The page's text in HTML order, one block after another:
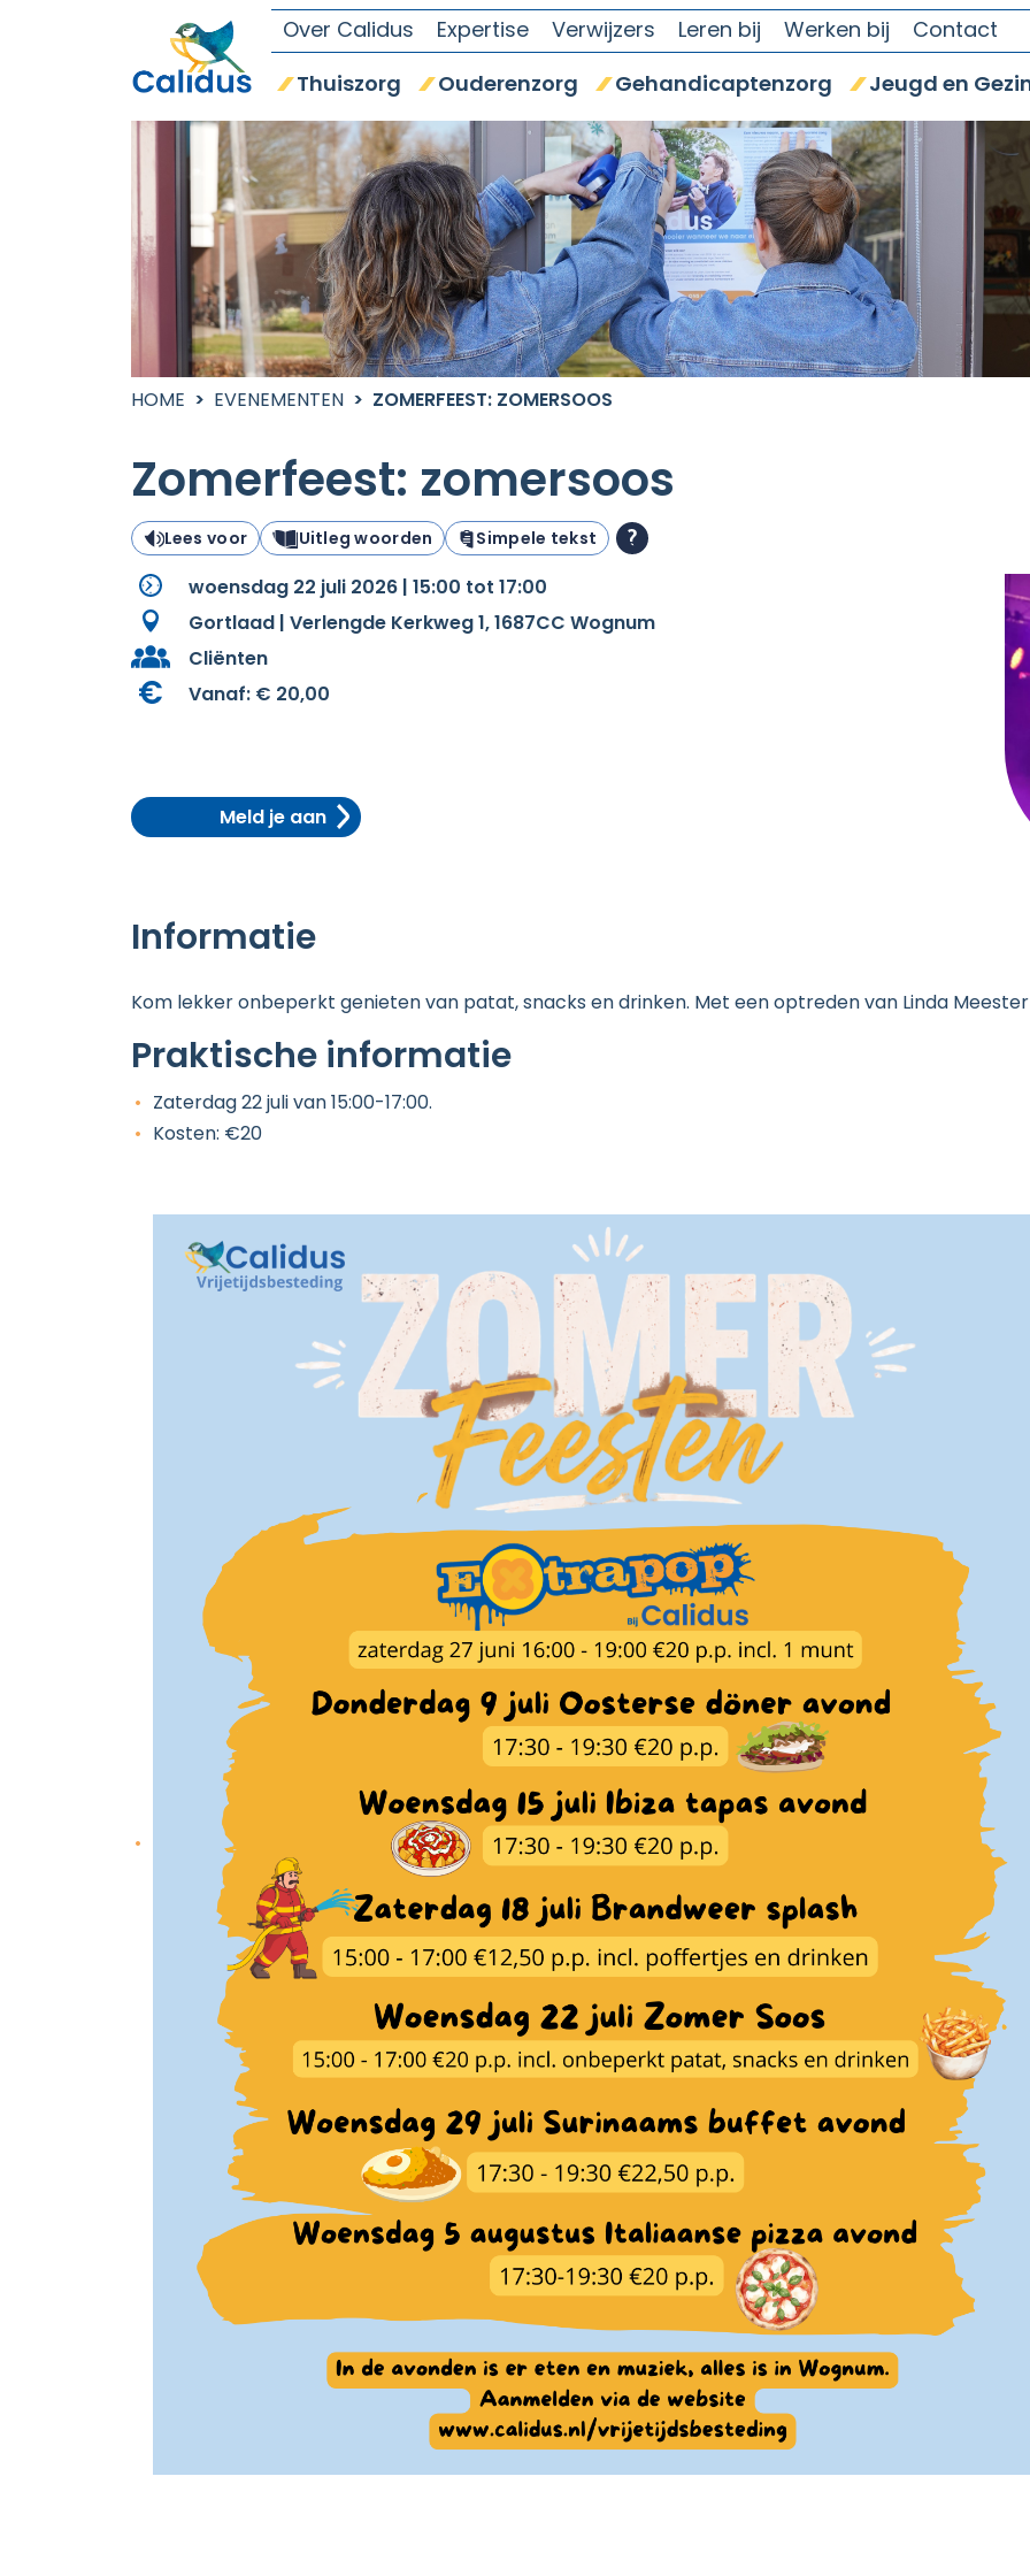
Over Calidus Expertise Verwijzers Leren bij Werken bij Contact
Thuiszorg Ouderenzorg Gehandicaptenzorg Jeugd en
HOME EVENEMENTEN ZOMERFEEST: ZOMERSOOS
Zomerfeest: zomersoos
Lees voor Uitleg woorden Simpele tekst
woensdag 22 juli 2026 | 15:00 tot 17:00
Gortlaad | Verlengde Kerkweg 1, 1687CC Wognum
Cliënten
Vanaf: € 20,00
Meld je aan
Informatie
Kom lekker onbeperkt genieten van patat, snacks en drinken. Met een optreden van Linda
Praktische informatie
Zaterdag 22 juli van 15:00-17:00.
Kosten: €20